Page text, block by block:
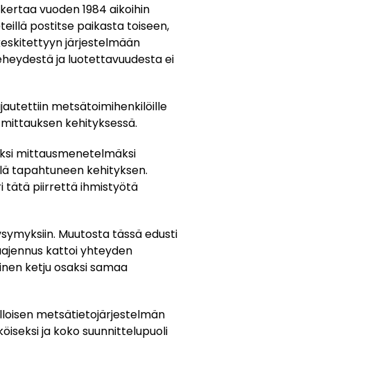
vuoden 1984 aikoihin
postitse paikasta toiseen,
järjestelmään
ja luotettavuudesta ei
metsätoimihenkilöille
kehityksessä.
mittausmenetelmäksi
tapahtuneen kehityksen.
tätä piirrettä ihmistyötä
Muutosta tässä edusti
kattoi yhteyden
ketju osaksi samaa
metsätietojärjestelmän
ja koko suunnittelupuoli